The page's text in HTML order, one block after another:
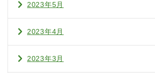
2023年5月
2023年4月
2023年3月